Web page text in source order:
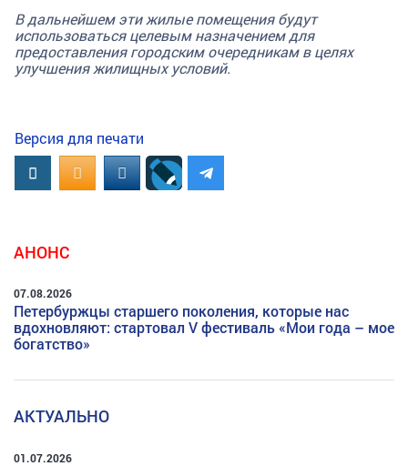
В дальнейшем эти жилые помещения будут
использоваться целевым назначением для
предоставления городским очередникам в целях
улучшения жилищных условий.
Версия для печати
ВконтактеOK.RUMAIL.RU
АНОНС
07.08.2026
Петербуржцы старшего поколения, которые нас
вдохновляют: стартовал V фестиваль «Мои года – мое
богатство»
АКТУАЛЬНО
01.07.2026